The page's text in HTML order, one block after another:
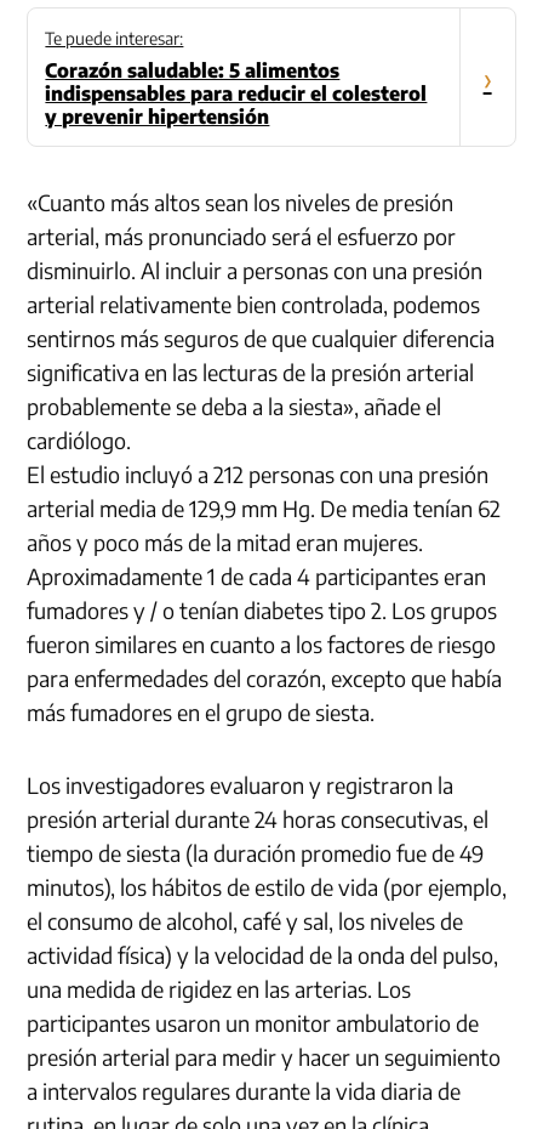
Te puede interesar:
Corazón saludable: 5 alimentos
indispensables para reducir el colesterol
y prevenir hipertensión
›
«Cuanto más altos sean los niveles de presión
arterial, más pronunciado será el esfuerzo por
disminuirlo. Al incluir a personas con una presión
arterial relativamente bien controlada, podemos
sentirnos más seguros de que cualquier diferencia
significativa en las lecturas de la presión arterial
probablemente se deba a la siesta», añade el
cardiólogo.
El estudio incluyó a 212 personas con una presión
arterial media de 129,9 mm Hg. De media tenían 62
años y poco más de la mitad eran mujeres.
Aproximadamente 1 de cada 4 participantes eran
fumadores y / o tenían diabetes tipo 2. Los grupos
fueron similares en cuanto a los factores de riesgo
para enfermedades del corazón, excepto que había
más fumadores en el grupo de siesta.
Los investigadores evaluaron y registraron la
presión arterial durante 24 horas consecutivas, el
tiempo de siesta (la duración promedio fue de 49
minutos), los hábitos de estilo de vida (por ejemplo,
el consumo de alcohol, café y sal, los niveles de
actividad física) y la velocidad de la onda del pulso,
una medida de rigidez en las arterias. Los
participantes usaron un monitor ambulatorio de
presión arterial para medir y hacer un seguimiento
a intervalos regulares durante la vida diaria de